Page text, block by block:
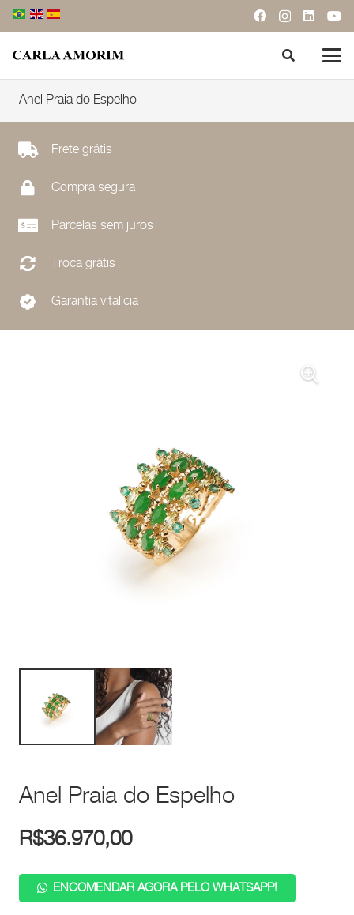
Anel Praia do Espelho
Frete grátis
Compra segura
Parcelas sem juros
Troca grátis
Garantia vitalícia
Anel Praia do Espelho
R$36.970,00
ENCOMENDAR AGORA PELO WHATSAPP!